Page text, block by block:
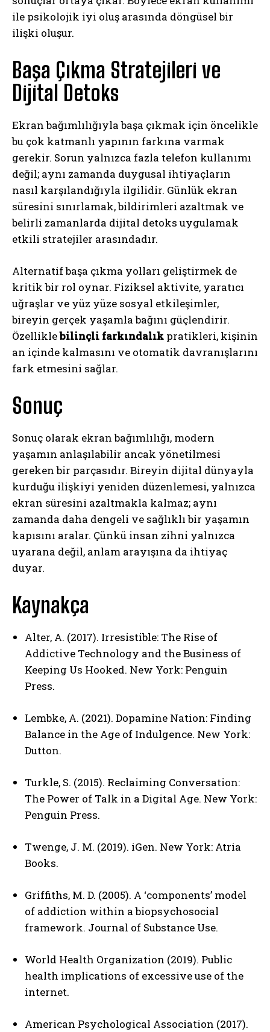
Gizlilik politikasınıokudum, onaylıyorum.
ile psikolojik iyi oluş arasında döngüsel bir
ilişki oluşur.
Başa Çıkma Stratejileri ve
Dijital Detoks
Ekran bağımlılığıyla başa çıkmak için öncelikle
bu çok katmanlı yapının farkına varmak
gerekir. Sorun yalnızca fazla telefon kullanımı
değil; aynı zamanda duygusal ihtiyaçların
nasıl karşılandığıyla ilgilidir. Günlük ekran
süresini sınırlamak, bildirimleri azaltmak ve
belirli zamanlarda dijital detoks uygulamak
etkili stratejiler arasındadır.
Alternatif başa çıkma yolları geliştirmek de
kritik bir rol oynar. Fiziksel aktivite, yaratıcı
uğraşlar ve yüz yüze sosyal etkileşimler,
bireyin gerçek yaşamla bağını güçlendirir.
Özelliklebilinçli farkındalık pratikleri, kişinin
an içinde kalmasını ve otomatik davranışlarını
fark etmesini sağlar.
Sonuç
Sonuç olarak ekran bağımlılığı, modern
yaşamın anlaşılabilir ancak yönetilmesi
gereken bir parçasıdır. Bireyin dijital dünyayla
kurduğu ilişkiyi yeniden düzenlemesi, yalnızca
ekran süresini azaltmakla kalmaz; aynı
zamanda daha dengeli ve sağlıklı bir yaşamın
kapısını aralar. Çünkü insan zihni yalnızca
uyarana değil, anlam arayışına da ihtiyaç
duyar.
Kaynakça
Alter, A. (2017). Irresistible: The Rise of
Addictive Technology and the Business of
Keeping Us Hooked. New York: Penguin
Press.
Lembke, A. (2021). Dopamine Nation: Finding
Balance in the Age of Indulgence. New York:
Dutton.
Turkle, S. (2015). Reclaiming Conversation:
The Power of Talk in a Digital Age. New York:
Penguin Press.
Twenge, J. M. (2019). iGen. New York: Atria
Books.
Griffiths, M. D. (2005). A ‘components’ model
of addiction within a biopsychosocial
framework. Journal of Substance Use.
World Health Organization (2019). Public
health implications of excessive use of the
internet.
American Psychological Association (2017).